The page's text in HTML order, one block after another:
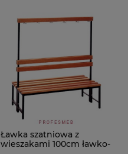
Ławka szatniowa z
wieszakami 100cm ławko-